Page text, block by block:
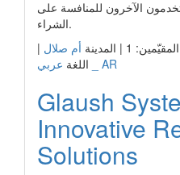
الآخرون للمنافسة على
الشراء.
أم صلال |
اللغة عربي _ AR
Glaush
Innovative
Solutions